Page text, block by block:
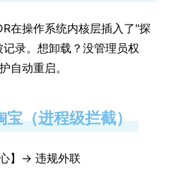
在操作系统内核层插入了"探
录。想卸载？没管理员权
自动重启。
宝（进程级拦截）
】→ 违规外联